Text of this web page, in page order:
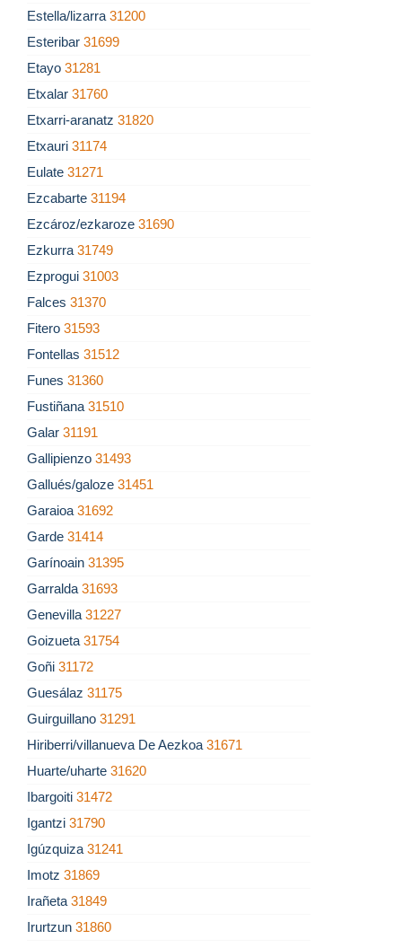
Estella/lizarra 31200
Esteribar 31699
Etayo 31281
Etxalar 31760
Etxarri-aranatz 31820
Etxauri 31174
Eulate 31271
Ezcabarte 31194
Ezcároz/ezkaroze 31690
Ezkurra 31749
Ezprogui 31003
Falces 31370
Fitero 31593
Fontellas 31512
Funes 31360
Fustiñana 31510
Galar 31191
Gallipienzo 31493
Gallués/galoze 31451
Garaioa 31692
Garde 31414
Garínoain 31395
Garralda 31693
Genevilla 31227
Goizueta 31754
Goñi 31172
Guesálaz 31175
Guirguillano 31291
Hiriberri/villanueva De Aezkoa 31671
Huarte/uharte 31620
Ibargoiti 31472
Igantzi 31790
Igúzquiza 31241
Imotz 31869
Irañeta 31849
Irurtzun 31860